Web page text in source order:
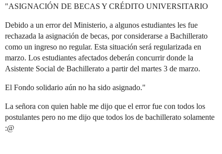
"ASIGNACIÓN DE BECAS Y CRÉDITO UNIVERSITARIO
Debido a un error del Ministerio, a algunos estudiantes les fue
rechazada la asignación de becas, por considerarse a Bachillerato
como un ingreso no regular. Esta situación será regularizada en
marzo. Los estudiantes afectados deberán concurrir donde la
Asistente Social de Bachillerato a partir del martes 3 de marzo.
El Fondo solidario aún no ha sido asignado."
La señora con quien hable me dijo que el error fue con todos los
postulantes pero no me dijo que todos los de bachillerato solamente
:@